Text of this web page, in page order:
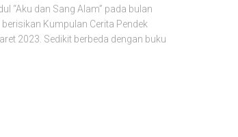
“Aku dan Sang Alam” pada bulan
Kumpulan Cerita Pendek
2023. Sedikit berbeda dengan buku